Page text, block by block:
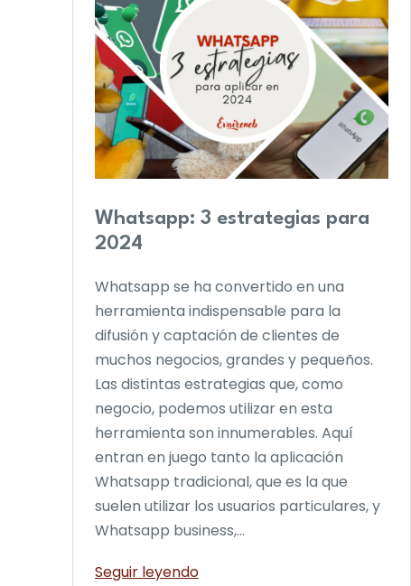
Whatsapp: 3 estrategias para
2024
Whatsapp se ha convertido en una
herramienta indispensable para la
difusión y captación de clientes de
muchos negocios, grandes y pequeños.
Las distintas estrategias que, como
negocio, podemos utilizar en esta
herramienta son innumerables. Aquí
entran en juego tanto la aplicación
Whatsapp tradicional, que es la que
suelen utilizar los usuarios particulares, y
Whatsapp business,…
Seguir leyendoWhatsapp: